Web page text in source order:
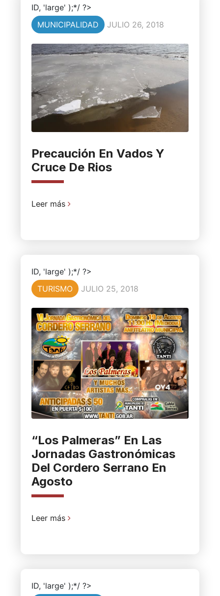
ID, 'large' );*/ ?>
MUNICIPALIDAD
JULIO 26, 2018
Precaución En Vados Y
Cruce De Rios
Leer más
ID, 'large' );*/ ?>
TURISMO
JULIO 25, 2018
“Los Palmeras” En Las
Jornadas Gastronómicas
Del Cordero Serrano En
Agosto
Leer más
ID, 'large' );*/ ?>